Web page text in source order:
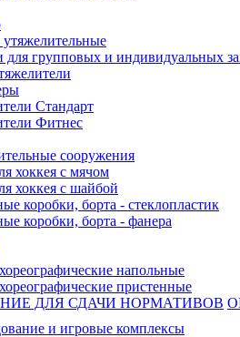
для групповых и индивидуальных
Стандарт
Фитнес
сооружения
хоккея с мячом
хоккея с шайбой
коробки, борта - стеклопластик
коробки, борта - фанера
напольные
пристенные
ДЛЯ СДАЧИ НОРМАТИВОВ
и игровые комплексы